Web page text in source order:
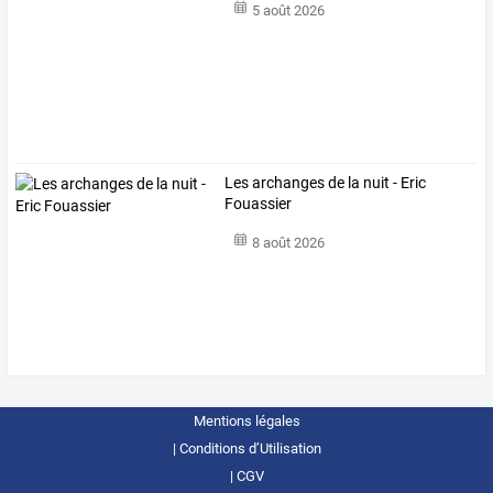
5 août 2026
Les archanges de la nuit - Eric
Fouassier
8 août 2026
Mentions légales
Conditions d’Utilisation
CGV